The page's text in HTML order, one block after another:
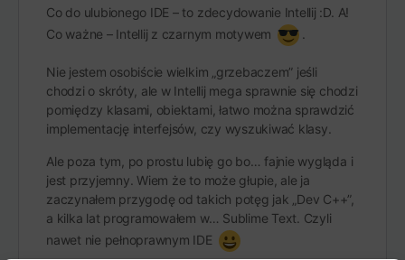
Co do ulubionego IDE – to zdecydowanie Intellij :D. A!
Co ważne – Intellij z czarnym motywem
Nie jestem osobiście wielkim „grzebaczem” jeśli
chodzi o skróty, ale w Intellij mega sprawnie się chodzi
pomiędzy klasami, obiektami, łatwo można sprawdzić
implementację interfejsów, czy wyszukiwać klasy.
Ale poza tym, po prostu lubię go bo… fajnie wygląda i
jest przyjemny. Wiem że to może głupie, ale ja
zaczynałem przygodę od takich potęg jak „Dev C++”,
a kilka lat programowałem w… Sublime Text. Czyli
nawet nie pełnoprawnym IDE